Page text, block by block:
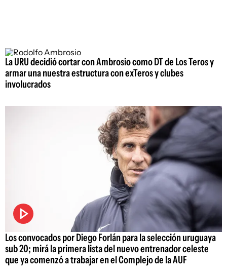
La URU decidió cortar con Ambrosio como DT de Los Teros y
armar una nuestra estructura con exTeros y clubes
involucrados
Los convocados por Diego Forlán para la selección uruguaya
sub 20; mirá la primera lista del nuevo entrenador celeste
que ya comenzó a trabajar en el Complejo de la AUF